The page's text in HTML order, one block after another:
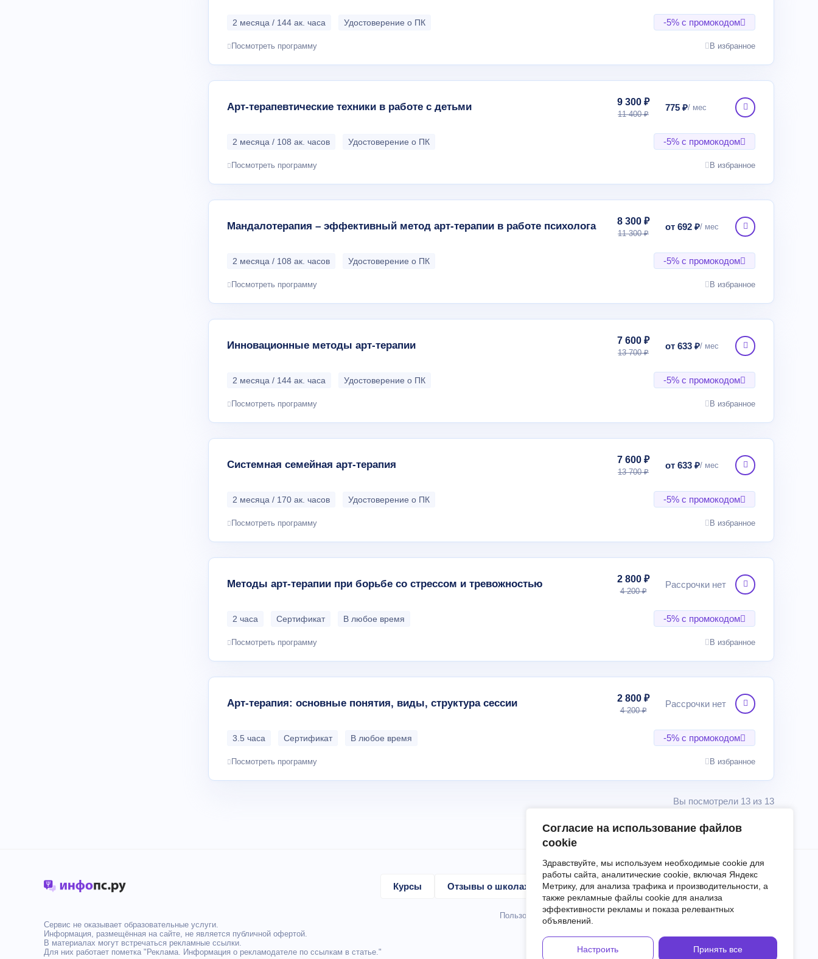
Согласие на использование файлов
cookie
Здравствуйте, мы используем необходимые cookie для
работы сайта, аналитические cookie, включая Яндекс
Метрику, для анализа трафика и производительности, а
также рекламные файлы cookie для анализа
эффективности рекламы и показа релевантных
объявлений.
Настроить Принять все
2 месяца / 144 ак. часа Удостоверение о ПК -5% с промокодом
Посмотреть программу В избранное
Арт-терапевтические техники в работе с детьми 9 300 ₽
11 400 ₽
775 ₽
2 месяца / 108 ак. часов Удостоверение о ПК -5% с промокодом
Посмотреть программу В избранное
Мандалотерапия – эффективный метод арт-терапии в работе психолога 8 300 ₽
11 300 ₽
от 692 ₽
2 месяца / 108 ак. часов Удостоверение о ПК -5% с промокодом
Посмотреть программу В избранное
Инновационные методы арт-терапии 7 600 ₽
13 700 ₽
от 633 ₽
2 месяца / 144 ак. часа Удостоверение о ПК -5% с промокодом
Посмотреть программу В избранное
Системная семейная арт-терапия 7 600 ₽
13 700 ₽
от 633 ₽
2 месяца / 170 ак. часов Удостоверение о ПК -5% с промокодом
Посмотреть программу В избранное
Методы арт-терапии при борьбе со стрессом и тревожностью 2 800 ₽
4 200 ₽
Рассрочки нет
2 часа Сертификат В любое время -5% с промокодом
Посмотреть программу В избранное
Арт-терапия: основные понятия, виды, структура сессии 2 800 ₽
4 200 ₽
Рассрочки нет
3.5 часа Сертификат В любое время -5% с промокодом
Посмотреть программу В избранное
Вы посмотрели 13 из 13
Курсы Отзывы о школах Блог События О нас Контакты
Пользовательское соглашение
Политика обработки персональных данных
Сервис не оказывает образовательные услуги.
Информация, размещённая на сайте, не является публичной офертой.
В материалах могут встречаться рекламные ссылки.
Для них работает пометка "Реклама. Информация о рекламодателе по ссылкам в статье."